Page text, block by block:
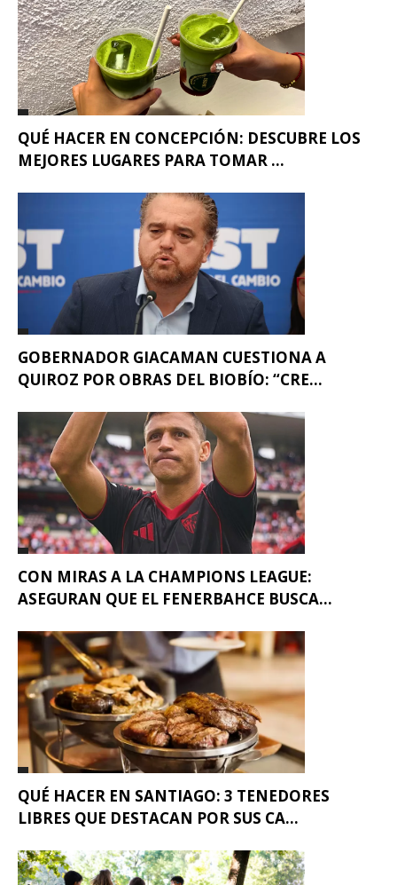
QUÉ HACER EN CONCEPCIÓN: DESCUBRE LOS
MEJORES LUGARES PARA TOMAR ...
GOBERNADOR GIACAMAN CUESTIONA A
QUIROZ POR OBRAS DEL BIOBÍO: “CRE...
CON MIRAS A LA CHAMPIONS LEAGUE:
ASEGURAN QUE EL FENERBAHCE BUSCA...
QUÉ HACER EN SANTIAGO: 3 TENEDORES
LIBRES QUE DESTACAN POR SUS CA...